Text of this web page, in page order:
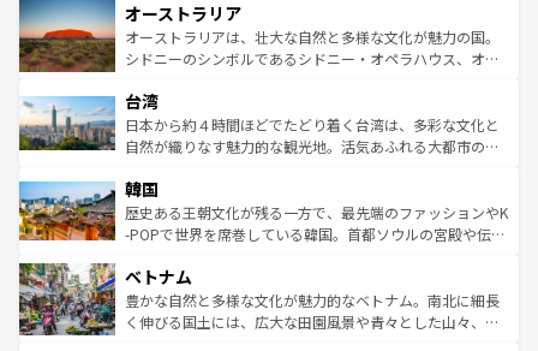
部のニューオーリンズでは、音楽と美食が融合した独特の
文化が魅力。旅行者はアメリカの各地域で異なる魅力を楽
しみながら、その多様性と豊かな歴史を感じることができ
ならではの贅沢な旅のスタイルだ。 なお、新着のアメリカ
情報はコンテンツ一覧を参照してほしい。
ワイ島は見逃せない。また、定番の観光地といえばオアフ
島だが、静かな自然を求めるならマウイ島やカウアイ島が
おすすめ。エメラルドグリーンに輝く海をはじめ、豊かな
れるおもてなしの心で訪れる人々を迎えてくれるハワイの
人々、おいしいローカルフードやハワイアンミュージッ
ク、伝統的なフラダンスなど、すべてがハワイの魅力を彩
ワイを、存分に味わってほしい。 なお、新着のハワイ情報
はコンテンツ一覧を参照してほしい。
オーストラリア
オーストラリアは、壮大な自然と多様な文化が魅力の国。
シドニーのシンボルであるシドニー・オペラハウス、オー
リアリーフや大陸中央部にそびえるウルル（エアーズロッ
ク）、タスマニアの美しい原生林やケアンズの熱帯雨林な
ど、見どころがたくさん。また、カフェやワイン、オージ
いる。アクティビティも充実しており、サーフィンやダイ
ビング、ハイキングなど、アウトドア好きにはたまらな
い。オーストラリアの多彩な魅力を存分に味わいつくそ
参照してほしい。
台湾
日本から約４時間ほどでたどり着く台湾は、多彩な文化と
自然が織りなす魅力的な観光地。活気あふれる大都市の台
ン）、静ひつな山岳地帯である台湾東部など、都市の喧騒
と山間の静けさが共存しており、訪れる人に新しい発見と
驚きをもたらしてくれる。また、奥深い台湾の食文化も魅
容にもいいと評判のスイーツなど、バラエティ豊かな料理
が味わえる。 なお、新着の台湾情報は コンテンツ一覧を参
照してほしい。
韓国
歴史ある王朝文化が残る一方で、最先端のファッションやK
-POPで世界を席巻している韓国。首都ソウルの宮殿や伝統
き、地方に足を延ばせば四季折々の自然美を楽しむことが
できる。そして、キムチや焼肉、絶品のストリートフード
まで、さまざまな韓国料理が待っている。夜には、韓国な
ベトナム
豊かな自然と多様な文化が魅力的なベトナム。南北に細長
く伸びる国土には、広大な田園風景や青々とした山々、世